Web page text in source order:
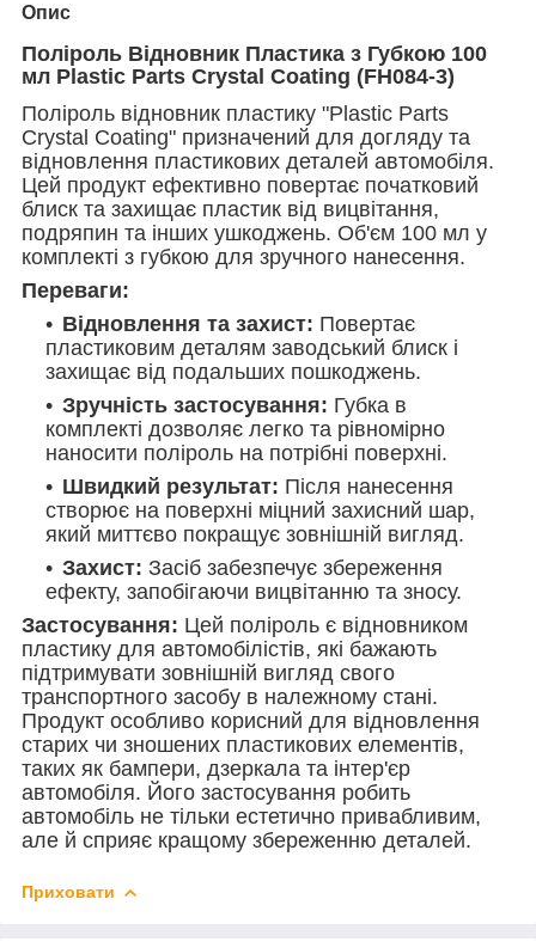
Опис
Поліроль Відновник Пластика з Губкою 100
мл Plastic Parts Crystal Coating (FH084-3)
Поліроль відновник пластику "Plastic Parts
Crystal Coating" призначений для догляду та
відновлення пластикових деталей автомобіля.
Цей продукт ефективно повертає початковий
блиск та захищає пластик від вицвітання,
подряпин та інших ушкоджень. Об'єм 100 мл у
комплекті з губкою для зручного нанесення.
Переваги:
Відновлення та захист: Повертає
пластиковим деталям заводський блиск і
захищає від подальших пошкоджень.
Зручність застосування: Губка в
комплекті дозволяє легко та рівномірно
наносити поліроль на потрібні поверхні.
Швидкий результат: Після нанесення
створює на поверхні міцний захисний шар,
який миттєво покращує зовнішній вигляд.
Захист: Засіб забезпечує збереження
ефекту, запобігаючи вицвітанню та зносу.
Застосування: Цей поліроль є відновником
пластику для автомобілістів, які бажають
підтримувати зовнішній вигляд свого
транспортного засобу в належному стані.
Продукт особливо корисний для відновлення
старих чи зношених пластикових елементів,
таких як бампери, дзеркала та інтер'єр
автомобіля. Його застосування робить
автомобіль не тільки естетично привабливим,
але й сприяє кращому збереженню деталей.
Приховати